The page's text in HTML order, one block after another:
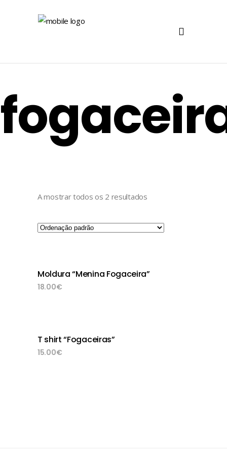
A mostrar todos os 2 resultados
adicionar
Moldura “Menina Fogaceira”
18.00€
adicionar
T shirt “Fogaceiras”
15.00€